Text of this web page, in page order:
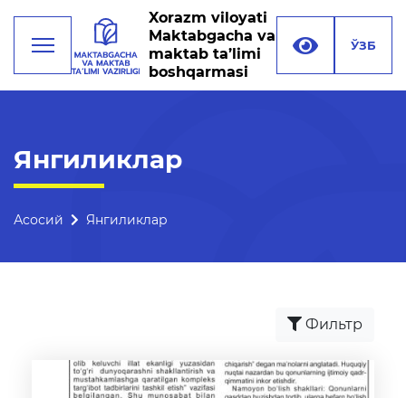
Бошқарма тузилмаси
Халқаро алоқалар
Xorazm viloyati
Maktabgacha va
maktab ta’limi
boshqarmasi
ЎЗБ
Янгиликлар
Асосий Янгиликлар
Фильтр